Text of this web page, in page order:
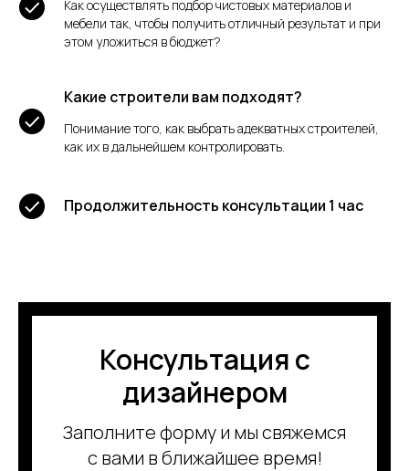
Как осуществлять подбор чистовых материалов и
мебели так, чтобы получить отличный результат и при
этом уложиться в бюджет?
Какие строители вам подходят?
Понимание того, как выбрать адекватных строителей,
как их в дальнейшем контролировать.
Продолжительность консультации 1 час
Консультация с
дизайнером
Заполните форму и мы свяжемся
с вами в ближайшее время!